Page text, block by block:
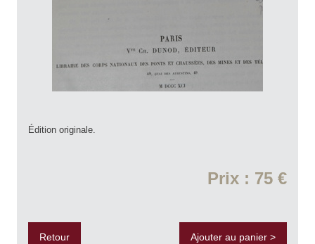
Édition originale.
Prix : 75 €
Retour Ajouter au panier >